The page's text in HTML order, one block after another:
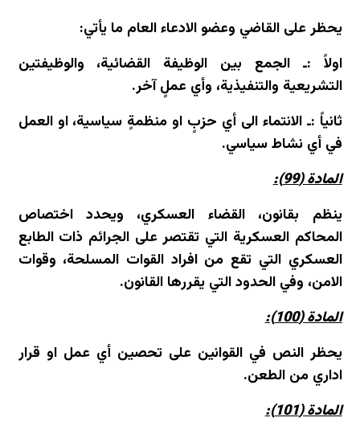
يحظر على القاضي وعضو الادعاء العام ما يأتي:
اولاً :ـ الجمع بين الوظيفة القضائية، والوظيفتين
التشريعية والتنفيذية، وأي عملٍ آخر.
ثانياً :ـ الانتماء الى أي حزبٍ او منظمةٍ سياسية، او العمل
في أي نشاط سياسي.
المادة (99):
ينظم بقانون، القضاء العسكري، ويحدد اختصاص
المحاكم العسكرية التي تقتصر على الجرائم ذات الطابع
العسكري التي تقع من افراد القوات المسلحة، وقوات
الامن، وفي الحدود التي يقررها القانون.
المادة (100):
يحظر النص في القوانين على تحصين أي عمل او قرار
اداري من الطعن.
المادة (101):